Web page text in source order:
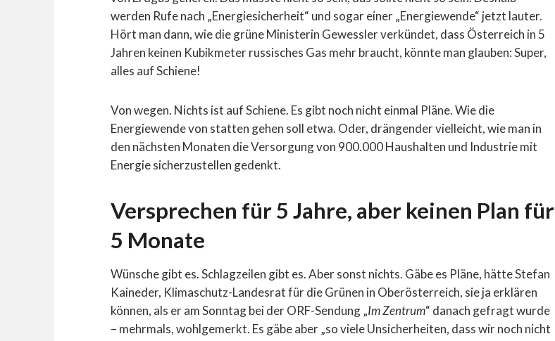
werden Rufe nach „Energiesicherheit“ und sogar einer „Energiewende“ jetzt lauter.
Hört man dann, wie die grüne Ministerin Gewessler verkündet, dass Österreich in 5
Jahren keinen Kubikmeter russisches Gas mehr braucht, könnte man glauben: Super,
alles auf Schiene!
Von wegen. Nichts ist auf Schiene. Es gibt noch nicht einmal Pläne. Wie die
Energiewende von statten gehen soll etwa. Oder, drängender vielleicht, wie man in
den nächsten Monaten die Versorgung von 900.000 Haushalten und Industrie mit
Energie sicherzustellen gedenkt.
Versprechen für 5 Jahre, aber keinen Plan für
5 Monate
Wünsche gibt es. Schlagzeilen gibt es. Aber sonst nichts. Gäbe es Pläne, hätte Stefan
Kaineder, Klimaschutz-Landesrat für die Grünen in Oberösterreich, sie ja erklären
können, als er am Sonntag bei der ORF-Sendung „Im Zentrum“ danach gefragt wurde
– mehrmals, wohlgemerkt. Es gäbe aber „so viele Unsicherheiten, dass wir noch nicht